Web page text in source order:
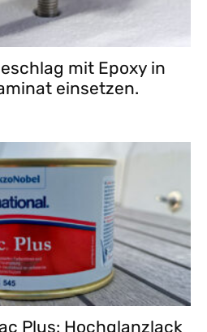
mit Epoxy in
einsetzen.
Plus: Hochglanzlack